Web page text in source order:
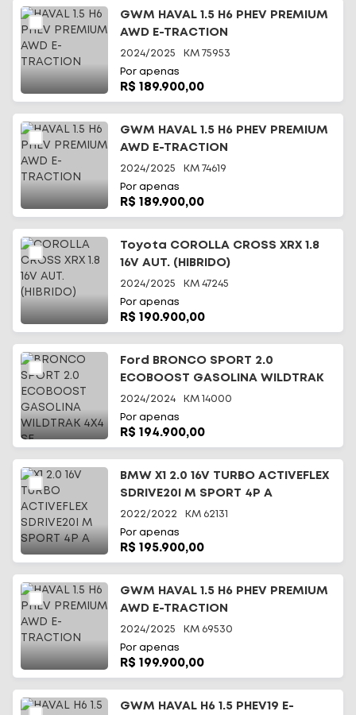
GWM HAVAL 1.5 H6 PHEV PREMIUM
AWD E-TRACTION
2024/2025 KM 75953
Por apenas
R$ 189.900,00
GWM HAVAL 1.5 H6 PHEV PREMIUM
AWD E-TRACTION
2024/2025 KM 74619
Por apenas
R$ 189.900,00
Toyota COROLLA CROSS XRX 1.8
16V AUT. (HIBRIDO)
2024/2025 KM 47245
Por apenas
R$ 190.900,00
Ford BRONCO SPORT 2.0
ECOBOOST GASOLINA WILDTRAK
4X4 SE
2024/2024 KM 14000
Por apenas
R$ 194.900,00
BMW X1 2.0 16V TURBO ACTIVEFLEX
SDRIVE20I M SPORT 4P A
2022/2022 KM 62131
Por apenas
R$ 195.900,00
GWM HAVAL 1.5 H6 PHEV PREMIUM
AWD E-TRACTION
2024/2025 KM 69530
Por apenas
R$ 199.900,00
GWM HAVAL H6 1.5 PHEV19 E-